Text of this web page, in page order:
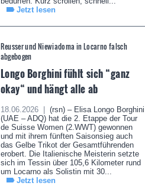
Jetzt lesen
Reusser und Niewiadoma in Locarno falsch
abgebogen
Longo Borghini fühlt sich “ganz
okay“ und hängt alle ab
18.06.2026 |
(rsn) – Elisa Longo Borghini
(UAE – ADQ) hat die 2. Etappe der Tour
de Suisse Women (2.WWT) gewonnen
und mit ihrem fünften Saisonsieg auch
das Gelbe Trikot der Gesamtführenden
erobert. Die Italienische Meisterin setzte
sich im Tessin über 105,6 Kilometer rund
um Locarno als Solistin mit 30...
Jetzt lesen